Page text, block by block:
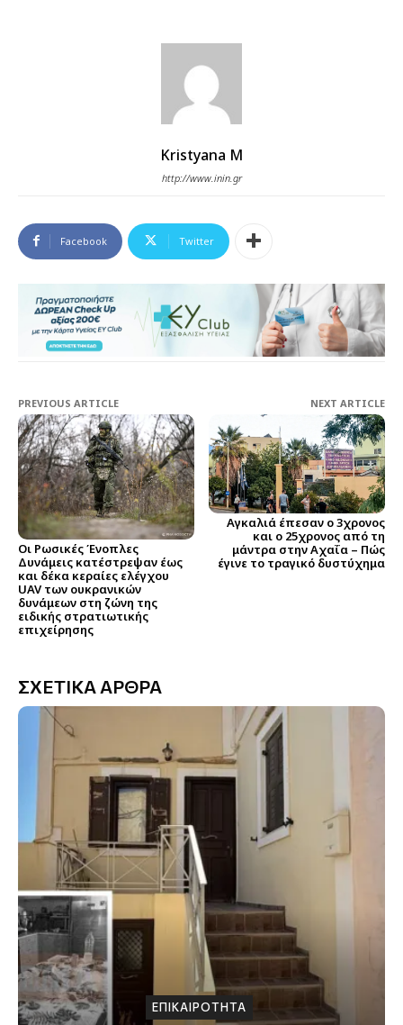
Kristyana M
http://www.inin.gr
Facebook Twitter
PREVIOUS ARTICLE
Οι Ρωσικές Ένοπλες
Δυνάμεις κατέστρεψαν έως
και δέκα κεραίες ελέγχου
UAV των ουκρανικών
δυνάμεων στη ζώνη της
ειδικής στρατιωτικής
επιχείρησης
NEXT ARTICLE
Αγκαλιά έπεσαν ο 3χρονος
και ο 25χρονος από τη
μάντρα στην Αχαΐα – Πώς
έγινε το τραγικό δυστύχημα
ΣΧΕΤΙΚΑ ΑΡΘΡΑ
ΕΠΙΚΑΙΡΟΤΗΤΑ